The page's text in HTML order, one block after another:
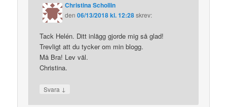
Christina Schollin
den06/13/2018 kl. 12:28skrev:
Tack Helén. Ditt inlägg gjorde mig så glad!
Trevligt att du tycker om min blogg.
Må Bra! Lev väl.
Christina.
Svara ↓